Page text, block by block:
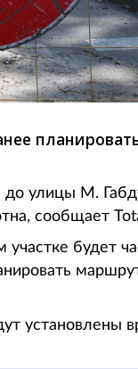
до улицы М.
сообщает
будет
установлены